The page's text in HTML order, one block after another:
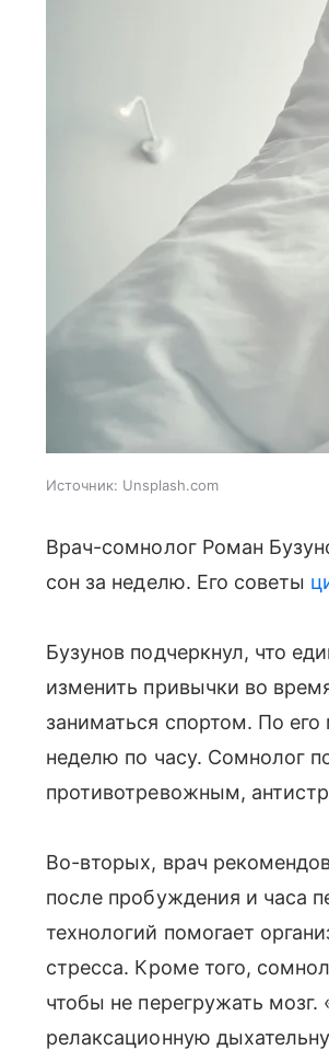
Источник: Unsplash.com
Врач-сомнолог Роман
сон за неделю. Его советы
Бузунов подчеркнул, что
изменить привычки во
заниматься спортом. По
неделю по часу. Сомнолог
противотревожным,
Во-вторых, врач
после пробуждения и часа
технологий помогает
стресса. Кроме того,
чтобы не перегружать
релаксационную